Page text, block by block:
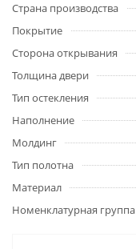
Страна производства
Покрытие
Сторона открывания
Толщина двери
Тип остекления
Наполнение
Молдинг
Тип полотна
Материал
Номенклатурная группа